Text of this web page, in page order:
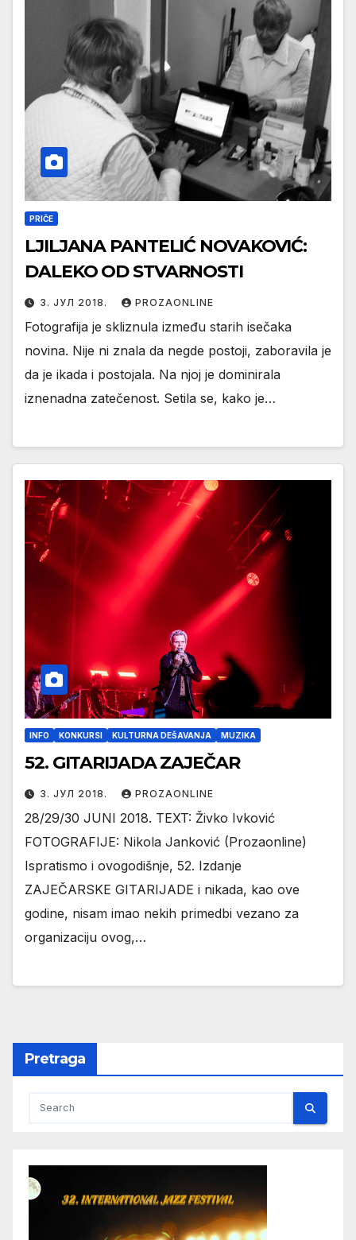
PRIČE
LJILJANA PANTELIĆ NOVAKOVIĆ:
DALEKO OD STVARNOSTI
3. ЈУЛ 2018. PROZAONLINE
Fotografija je skliznula između starih isečaka
novina. Nije ni znala da negde postoji, zaboravila je
da je ikada i postojala. Na njoj je dominirala
iznenadna zatečenost. Setila se, kako je…
INFO KONKURSI KULTURNA DEŠAVANJA MUZIKA
52. GITARIJADA ZAJEČAR
3. ЈУЛ 2018. PROZAONLINE
28/29/30 JUNI 2018. TEXT: Živko Ivković
FOTOGRAFIJE: Nikola Janković (Prozaonline)
Ispratismo i ovogodišnje, 52. Izdanje
ZAJEČARSKE GITARIJADE i nikada, kao ove
godine, nisam imao nekih primedbi vezano za
organizaciju ovog,…
Pretraga